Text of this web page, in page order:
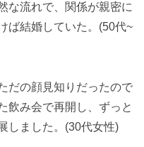
な流れで、関係が親密に
ば結婚していた。(50代~
だの顔見知りだったので
飲み会で再開し、ずっと
しました。(30代女性)